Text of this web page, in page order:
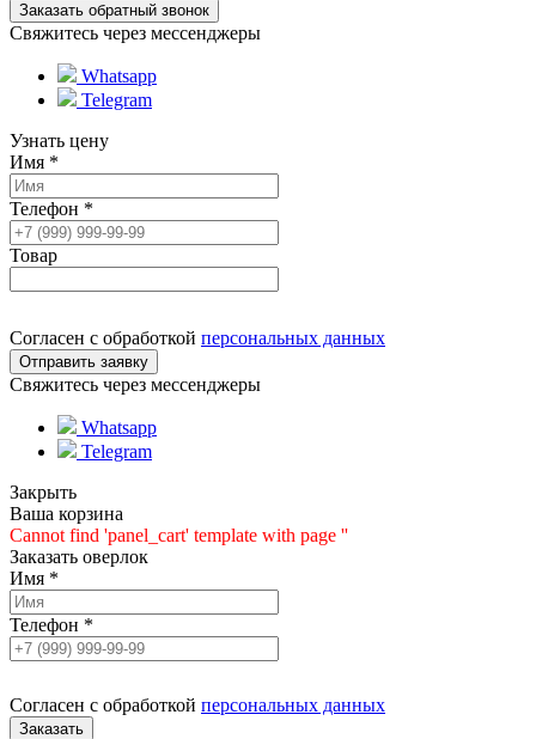
Свяжитесь через мессенджеры
Whatsapp
Telegram
Узнать цену
Имя *
Телефон *
Товар
Согласен с обработкой персональных данных
Свяжитесь через мессенджеры
Whatsapp
Telegram
Закрыть
Ваша корзина
Cannot find 'panel_cart' template with page ''
Заказать оверлок
Имя *
Телефон *
Согласен с обработкой персональных данных